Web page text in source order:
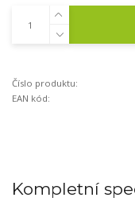
Číslo produktu:
EAN kód:
Kompletní